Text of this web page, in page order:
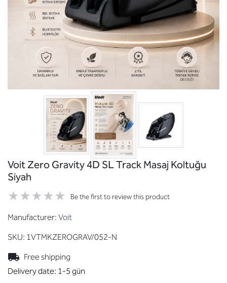
Voit Zero Gravity 4D SL Track Masaj Koltuğu
Siyah
Be the first to review this product
Manufacturer: Voit
SKU: 1VTMKZEROGRAV/052-N
Free shipping
Delivery date: 1-5 gün